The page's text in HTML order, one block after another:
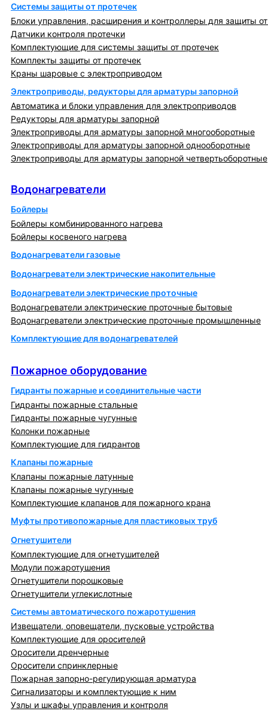
Системы защиты от протечек
Блоки управления, расширения и контроллеры для защиты
Датчики контроля протечки
Комплектующие для системы защиты от протечек
Комплекты защиты от протечек
Краны шаровые с электроприводом
Электроприводы, редукторы для арматуры запорной
Автоматика и блоки управления для электроприводов
Редукторы для арматуры запорной
Электроприводы для арматуры запорной многооборотные
Электроприводы для арматуры запорной однооборотные
Электроприводы для арматуры запорной четвертьоборотные
Водонагреватели
Бойлеры
Бойлеры комбинированного нагрева
Бойлеры косвеного нагрева
Водонагреватели газовые
Водонагреватели электрические накопительные
Водонагреватели электрические проточные
Водонагреватели электрические проточные бытовые
Водонагреватели электрические проточные промышленные
Комплектующие для водонагревателей
Пожарное оборудование
Гидранты пожарные и соединительные части
Гидранты пожарные стальные
Гидранты пожарные чугунные
Колонки пожарные
Комплектующие для гидрантов
Клапаны пожарные
Клапаны пожарные латунные
Клапаны пожарные чугунные
Комплектующие клапанов для пожарного крана
Муфты противопожарные для пластиковых труб
Огнетушители
Комплектующие для огнетушителей
Модули пожаротушения
Огнетушители порошковые
Огнетушители углекислотные
Системы автоматического пожаротушения
Извещатели, оповещатели, пусковые устройства
Комплектующие для оросителей
Оросители дренчерные
Оросители спринклерные
Пожарная запорно-регулирующая арматура
Сигнализаторы и комплектующие к ним
Узлы и шкафы управления и контроля